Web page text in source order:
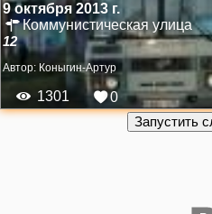
9 октября 2013 г.
Коммунистическая улица
12
Автор: Коныгин-Артур
1301 0